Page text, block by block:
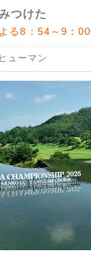
つけた
る8：54～9：00
ヒューマン